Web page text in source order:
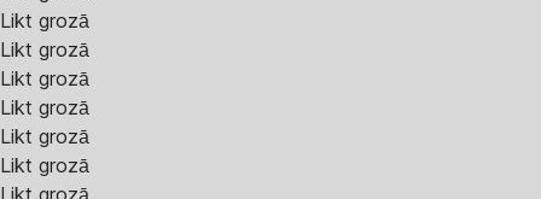
Likt grozā
Likt grozā
Likt grozā
Likt grozā
Likt grozā
Likt grozā